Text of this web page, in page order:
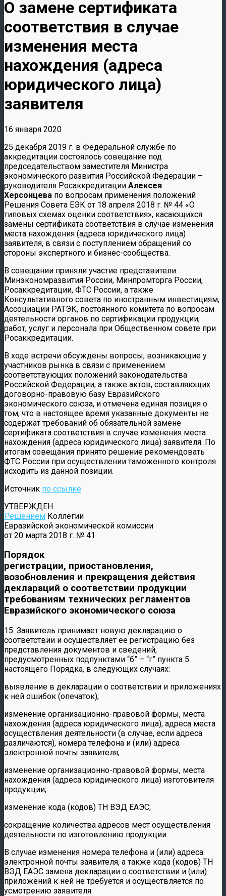
О замене сертификата
соответствия в случае
изменения места
нахождения (адреса
юридического лица)
заявителя
16 января 2020
25 декабря 2019 г. в Федеральной службе по
аккредитации состоялось совещание под
председательством заместителя Министра
экономического развития Российской Федерации –
руководителя Росаккредитации Алексея
Херсонцева по вопросам применения положений
Решения Совета ЕЭК от 18 апреля 2018 г. № 44 «О
типовых схемах оценки соответствия», касающихся
замены сертификата соответствия в случае изменения
места нахождения (адреса юридического лица)
заявителя, в связи с поступлением обращений со
стороны экспертного и бизнес-сообщества.
В совещании приняли участие представители
Минэкономразвития России, Минпромторга России,
Росаккредитации, ФТС России, а также
Консультативного совета по иностранным инвестициям,
Ассоциации РАТЭК, постоянного комитета по вопросам
деятельности органов по сертификации продукции,
работ, услуг и персонала при Общественном совете при
Росаккредитации.
В ходе встречи обсуждены вопросы, возникающие у
участников рынка в связи с применением
соответствующих положений законодательства
Российской Федерации, а также актов, составляющих
договорно-правовую базу Евразийского
экономического союза, и отмечена единая позиция о
том, что в настоящее время указанные документы не
содержат требований об обязательной замене
сертификата соответствия в случае изменения места
нахождения (адреса юридического лица) заявителя. По
итогам совещания принято решение рекомендовать
ФТС России при осуществлении таможенного контроля
исходить из данной позиции.
Источник по ссылке
УТВЕРЖДЕН
Решением Коллегии
Евразийской экономической комиссии
от 20 марта 2018 г. № 41
Порядок
регистрации, приостановления,
возобновления и прекращения действия
деклараций о соответствии продукции
требованиям технических регламентов
Евразийского экономического союза
15. Заявитель принимает новую декларацию о
соответствии и осуществляет ее регистрацию без
представления документов и сведений,
предусмотренных подпунктами “б” – “г” пункта 5
настоящего Порядка, в следующих случаях:
выявление в декларации о соответствии и приложениях
к ней ошибок (опечаток);
изменение организационно-правовой формы, места
нахождения (адреса юридического лица), адреса места
осуществления деятельности (в случае, если адреса
различаются), номера телефона и (или) адреса
электронной почты заявителя;
изменение организационно-правовой формы, места
нахождения (адреса юридического лица) изготовителя
продукции;
изменение кода (кодов) ТН ВЭД ЕАЭС;
сокращение количества адресов мест осуществления
деятельности по изготовлению продукции.
В случае изменения номера телефона и (или) адреса
электронной почты заявителя, а также кода (кодов) ТН
ВЭД ЕАЭС замена декларации о соответствии и (или)
приложений к ней не требуется и осуществляется по
усмотрению заявителя